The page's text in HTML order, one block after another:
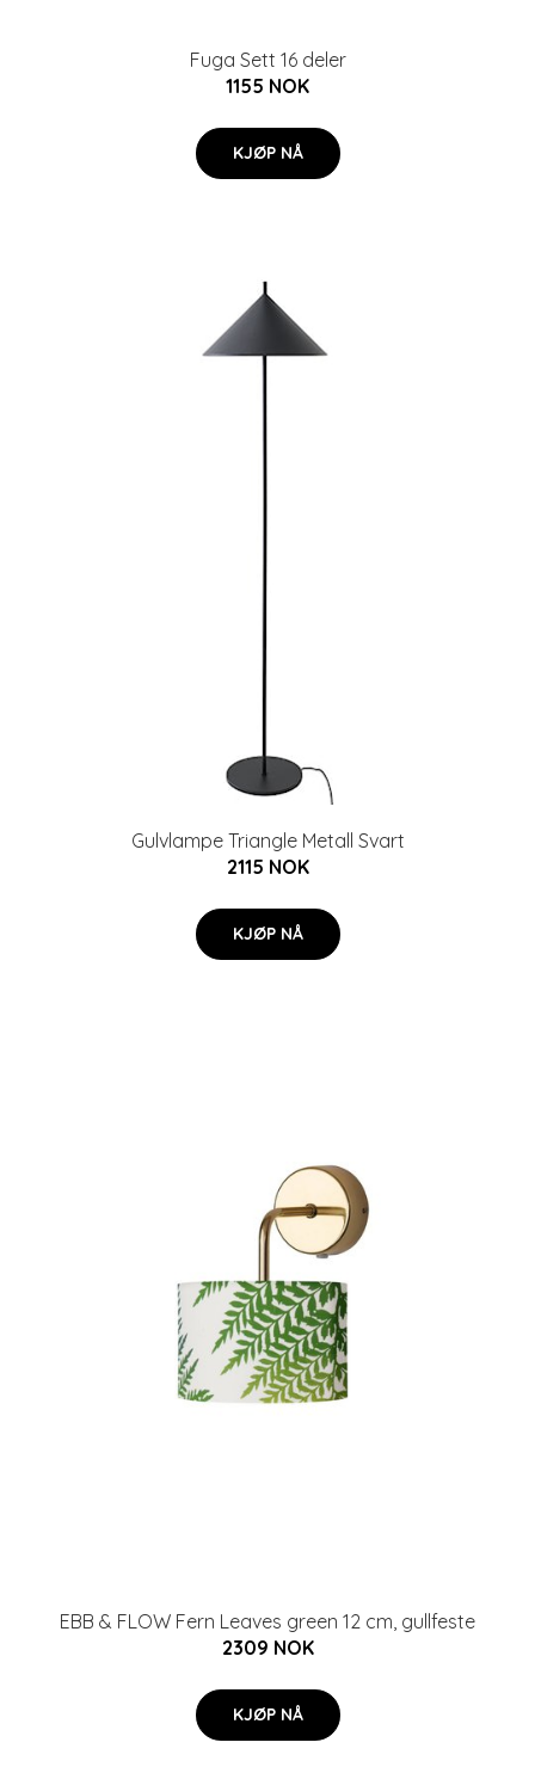
Fuga Sett 16 deler
1155 NOK
KJØP NÅ
Gulvlampe Triangle Metall Svart
2115 NOK
KJØP NÅ
EBB & FLOW Fern Leaves green 12 cm, gullfeste
2309 NOK
KJØP NÅ